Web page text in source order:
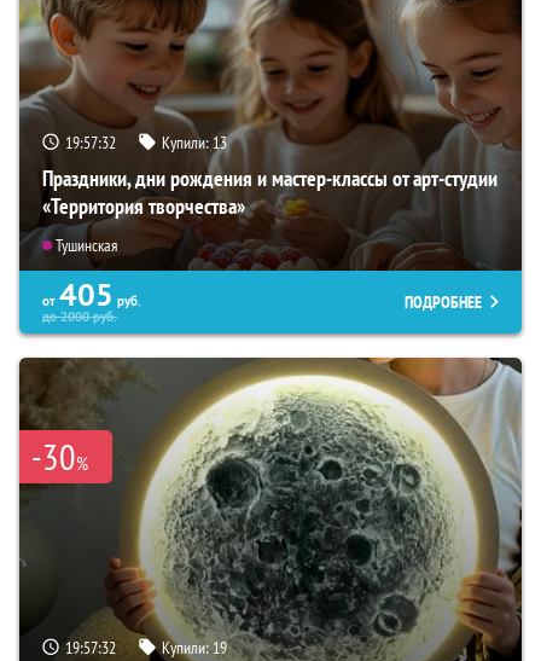
19:57:31 Купили: 13
Праздники, дни рождения и мастер-классы от арт-студии
«Территория творчества»
Тушинская
от 405 руб.
до2000руб.
ПОДРОБНЕЕ
-30%
19:57:31 Купили:19